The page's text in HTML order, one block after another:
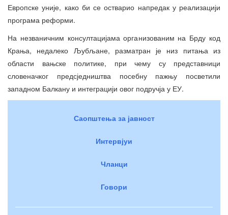
Европске уније, како би се остварио напредак у реализацији
програма реформи.
На незваничним консултацијама организованим на Брду код
Крања, недалеко Љубљане, разматран је низ питања из
области вањске политике, при чему су представници
словеначког предсједништва посебну пажњу посветили
западном Балкану и интеграцији овог подручја у ЕУ.
Саопштења за јавност
Интервјуи
Чланци
Говори